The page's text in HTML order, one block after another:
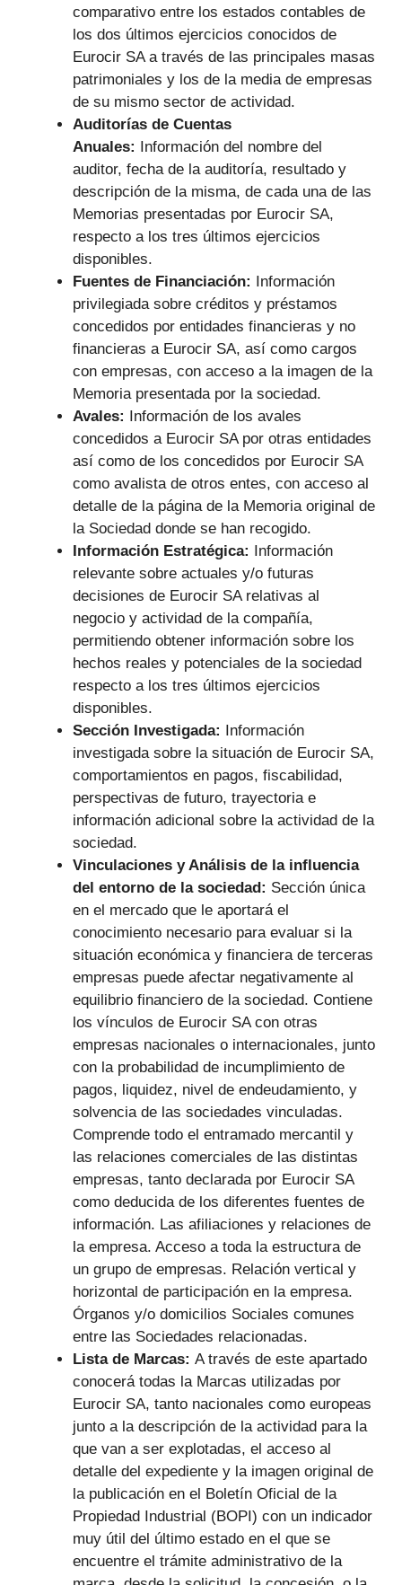
comparativo entre los estados contables de
los dos últimos ejercicios conocidos de
Eurocir SA a través de las principales masas
patrimoniales y los de la media de empresas
de su mismo sector de actividad.
Auditorías de Cuentas
Anuales: Información del nombre del
auditor, fecha de la auditoría, resultado y
descripción de la misma, de cada una de las
Memorias presentadas por Eurocir SA,
respecto a los tres últimos ejercicios
disponibles.
Fuentes de Financiación: Información
privilegiada sobre créditos y préstamos
concedidos por entidades financieras y no
financieras a Eurocir SA, así como cargos
con empresas, con acceso a la imagen de la
Memoria presentada por la sociedad.
Avales: Información de los avales
concedidos a Eurocir SA por otras entidades
así como de los concedidos por Eurocir SA
como avalista de otros entes, con acceso al
detalle de la página de la Memoria original de
la Sociedad donde se han recogido.
Información Estratégica: Información
relevante sobre actuales y/o futuras
decisiones de Eurocir SA relativas al
negocio y actividad de la compañía,
permitiendo obtener información sobre los
hechos reales y potenciales de la sociedad
respecto a los tres últimos ejercicios
disponibles.
Sección Investigada: Información
investigada sobre la situación de Eurocir SA,
comportamientos en pagos, fiscabilidad,
perspectivas de futuro, trayectoria e
información adicional sobre la actividad de la
sociedad.
Vinculaciones y Análisis de la influencia
del entorno de la sociedad: Sección única
en el mercado que le aportará el
conocimiento necesario para evaluar si la
situación económica y financiera de terceras
empresas puede afectar negativamente al
equilibrio financiero de la sociedad. Contiene
los vínculos de Eurocir SA con otras
empresas nacionales o internacionales, junto
con la probabilidad de incumplimiento de
pagos, liquidez, nivel de endeudamiento, y
solvencia de las sociedades vinculadas.
Comprende todo el entramado mercantil y
las relaciones comerciales de las distintas
empresas, tanto declarada por Eurocir SA
como deducida de los diferentes fuentes de
información. Las afiliaciones y relaciones de
la empresa. Acceso a toda la estructura de
un grupo de empresas. Relación vertical y
horizontal de participación en la empresa.
Órganos y/o domicilios Sociales comunes
entre las Sociedades relacionadas.
Lista de Marcas: A través de este apartado
conocerá todas la Marcas utilizadas por
Eurocir SA, tanto nacionales como europeas
junto a la descripción de la actividad para la
que van a ser explotadas, el acceso al
detalle del expediente y la imagen original de
la publicación en el Boletín Oficial de la
Propiedad Industrial (BOPI) con un indicador
muy útil del último estado en el que se
encuentre el trámite administrativo de la